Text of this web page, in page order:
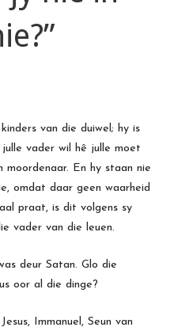
van die duiwel; hy is
vader wil hê julle moet
moordenaar. En hy staan nie
omdat daar geen waarheid
praat, is dit volgens sy
vader van die leuen.
deur Satan. Glo die
oor al die dinge?
Immanuel, Seun van